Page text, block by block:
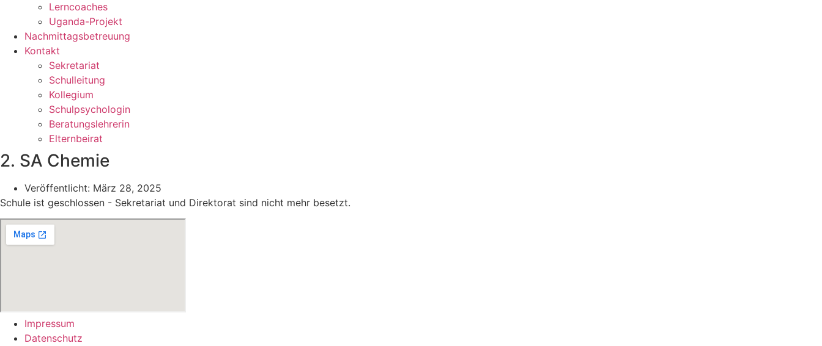
Lerncoaches
Uganda-Projekt
Nachmittagsbetreuung
Kontakt
Sekretariat
Schulleitung
Kollegium
Schulpsychologin
Beratungslehrerin
Elternbeirat
2. SA Chemie
Veröffentlicht: März 28, 2025
Schule ist geschlossen - Sekretariat und Direktorat sind nicht mehr besetzt.
Impressum
Datenschutz